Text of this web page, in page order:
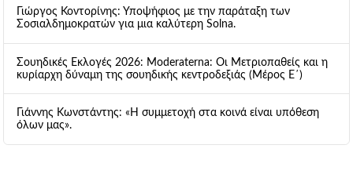
Γιώργος Κοντορίνης: Υποψήφιος με την παράταξη των
Σοσιαλδημοκρατών για μια καλύτερη Solna.
Σουηδικές Εκλογές 2026: Moderaterna: Οι Μετριοπαθείς και η
κυρίαρχη δύναμη της σουηδικής κεντροδεξιάς (Μέρος Ε΄)
Γιάννης Κωνστάντης: «Η συμμετοχή στα κοινά είναι υπόθεση
όλων μας».